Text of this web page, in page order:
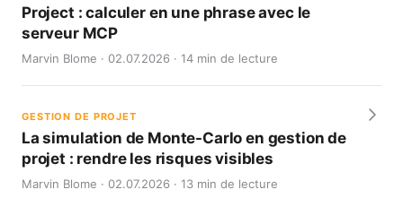
Project : calculer en une phrase avec le
serveur MCP
Marvin Blome · 02.07.2026 · 14 min de lecture
GESTION DE PROJET
La simulation de Monte-Carlo en gestion de
projet : rendre les risques visibles
Marvin Blome · 02.07.2026 · 13 min de lecture